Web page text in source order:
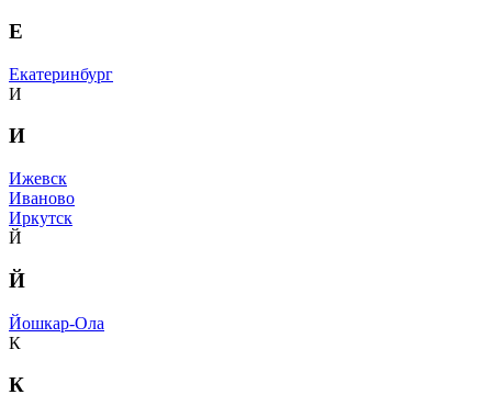
Е
Екатеринбург
И
И
Ижевск
Иваново
Иркутск
Й
Й
Йошкар-Ола
К
К